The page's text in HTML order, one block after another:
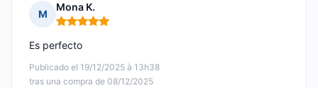
M
Mona K.
Nota: 5 de 5
Publicado el 19/12/2025 à 13h38
tras una compra de 08/12/2025
Es perfecto